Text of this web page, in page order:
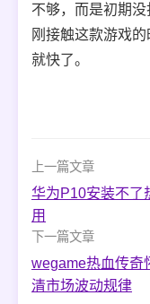
不够，而是初期
刚接触这款游戏
就快了。
上一篇文章
华为P10安装不了
用
下一篇文章
wegame热血传奇
清市场波动规律